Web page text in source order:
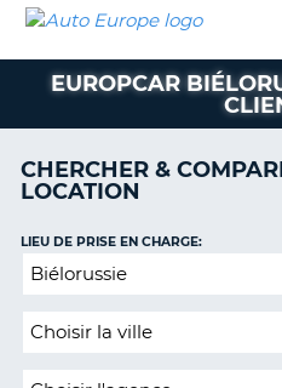
LOCATION
VOITURE
CAMPING-
CAR
AUTO
EUROPE
LOCATION
VOITURE
PARTENAIRES
CLIENT
MON
EUROPCAR
CHERCHER &
LOCATION
Lieu
restitution
LIEU DE PRISE EN CHARGE: